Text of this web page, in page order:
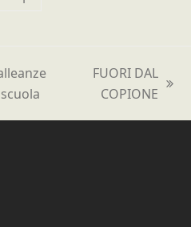
articolo
FUORI DAL
COPIONE